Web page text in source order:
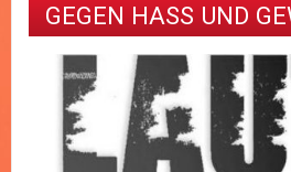
GEGEN HASS UND